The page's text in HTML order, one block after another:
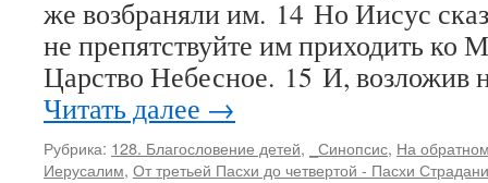
же возбраняли им. 14 Но Иисус
не препятствуйте им приходить ко
Царство Небесное. 15 И, возложив
Читать далее →
Рубрика: 128. Благословение детей, _Синопсис, На
Иерусалим, От третьей Пасхи до четвертой - Пасхи